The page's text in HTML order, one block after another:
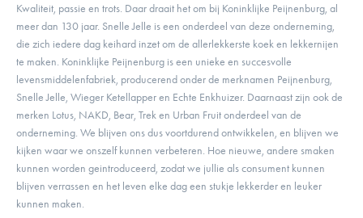
Kwaliteit, passie en trots. Daar draait het om bij Koninklijke Peijnenburg, al
meer dan 130 jaar. Snelle Jelle is een onderdeel van deze onderneming,
die zich iedere dag keihard inzet om de allerlekkerste koek en lekkernijen
te maken. Koninklijke Peijnenburg is een unieke en succesvolle
levensmiddelenfabriek, producerend onder de merknamen Peijnenburg,
Snelle Jelle, Wieger Ketellapper en Echte Enkhuizer. Daarnaast zijn ook de
merken Lotus, NAKD, Bear, Trek en Urban Fruit onderdeel van de
onderneming. We blijven ons dus voortdurend ontwikkelen, en blijven we
kijken waar we onszelf kunnen verbeteren. Hoe nieuwe, andere smaken
kunnen worden geintroduceerd, zodat we jullie als consument kunnen
blijven verrassen en het leven elke dag een stukje lekkerder en leuker
kunnen maken.